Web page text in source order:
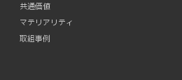
共通価値
マテリアリティ
取組事例